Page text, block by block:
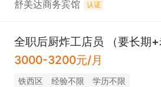
舒美达商务宾馆 认证
全职后厨炸工店员 （要长期+
3000-3200元/月
铁西区 经验不限 学历不限